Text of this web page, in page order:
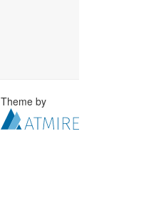
Theme by